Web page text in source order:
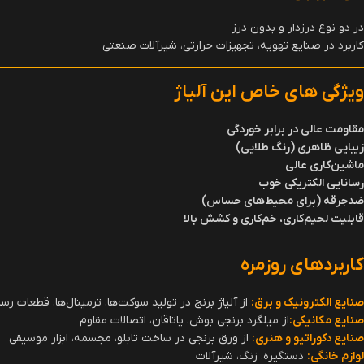
در دو نوع درزدار و بدون درز
کاربرد در صنایع تهویه، تجهیزات حرارتی، شیرآلات صنعتی
ویژگی های خاص این آلیاژ
مقاومت عالی در برابر خوردگی
زیبایی ظاهری (رنگ طلایی)
ماشین‌کاری عالی
رسانایی الکتریکی خوب
ضدجرقه (برای محیط‌های حساس)
قابلیت لحیم‌کاری، خم‌کاری و کشش بالا
کاربردهای روزمره
صنایع الکترونیک و برق: از آلیاژ برنج در تولید سوکت‌ها، ترمینال‌ها، قطعات
صنایع مکانیکی:از میلگرد برنجی بوش، یاتاقان، اتصالات مقاوم
صنایع دکوراتیو و هنری: از ورق برنجی در ساخت تابلو، مجسمه، ابزار موسیقی
لوازم خانگی: دستگیره، زنگ، شیرآلات